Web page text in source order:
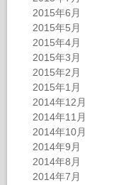
2015年6月
2015年5月
2015年4月
2015年3月
2015年2月
2015年1月
2014年12月
2014年11月
2014年10月
2014年9月
2014年8月
2014年7月